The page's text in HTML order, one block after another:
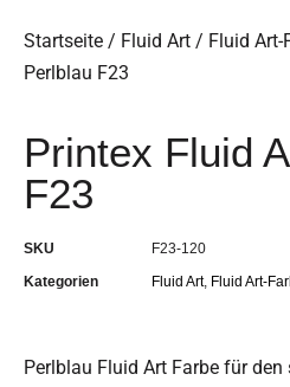
Startseite / Fluid Art / Fluid Art-
Perlblau F23
Printex Fluid
F23
SKU
F23-120
Kategorien
Fluid Art, Fluid Art-
Perlblau Fluid Art Farbe für